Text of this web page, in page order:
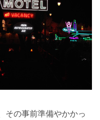
その事前準備やかかっ